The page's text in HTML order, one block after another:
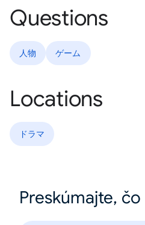
Questions
人物 ゲーム
Locations
ドラマ
Preskúmajte,